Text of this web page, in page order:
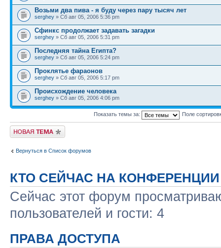
Возьми два пива - я буду через пару тысяч лет
serghey » Сб авг 05, 2006 5:36 pm
Сфинкс продолжает задавать загадки
serghey » Сб авг 05, 2006 5:31 pm
Последняя тайна Египта?
serghey » Сб авг 05, 2006 5:24 pm
Проклятье фараонов
serghey » Сб авг 05, 2006 5:17 pm
Происхождение человека
serghey » Сб авг 05, 2006 4:06 pm
Показать темы за: Поле
Новая тема
Вернуться в Список форумов
КТО СЕЙЧАС НА КОНФЕРЕНЦИИ
Сейчас этот форум
пользователей и гости: 4
ПРАВА ДОСТУПА